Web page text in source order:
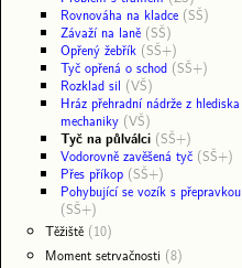
Rovnováha na kladce (SŠ)
Závaží na laně (SŠ)
Opřený žebřík (SŠ+)
Tyč opřená o schod (SŠ+)
Rozklad sil (VŠ)
Hráz přehradní nádrže z hlediska
mechaniky (VŠ)
Tyč na půlválci (SŠ+)
Vodorovně zavěšená tyč (SŠ+)
Přes příkop (SŠ+)
Pohybující se vozík s přepravkou
(SŠ+)
Těžiště (10)
Moment setrvačnosti (8)